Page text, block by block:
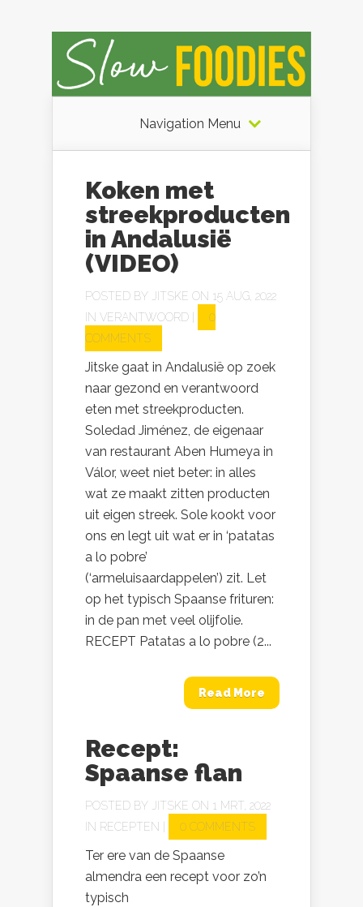
Navigation Menu
Koken met
streekproducten
in Andalusië
(VIDEO)
POSTED BY JITSKE ON 15 AUG, 2022
IN VERANTWOORD
0
COMMENTS
Jitske gaat in Andalusië op zoek
naar gezond en verantwoord
eten met streekproducten.
Soledad Jiménez, de eigenaar
van restaurant Aben Humeya in
Válor, weet niet beter: in alles
wat ze maakt zitten producten
uit eigen streek. Sole kookt voor
ons en legt uit wat er in ‘patatas
a lo pobre’
(‘armeluisaardappelen’) zit. Let
op het typisch Spaanse frituren:
in de pan met veel olijfolie.
RECEPT Patatas a lo pobre (2...
Read More
Recept:
Spaanse flan
POSTED BY JITSKE ON 1 MRT, 2022
IN RECEPTEN 0 COMMENTS
Ter ere van de Spaanse
almendra een recept voor zo’n
typisch